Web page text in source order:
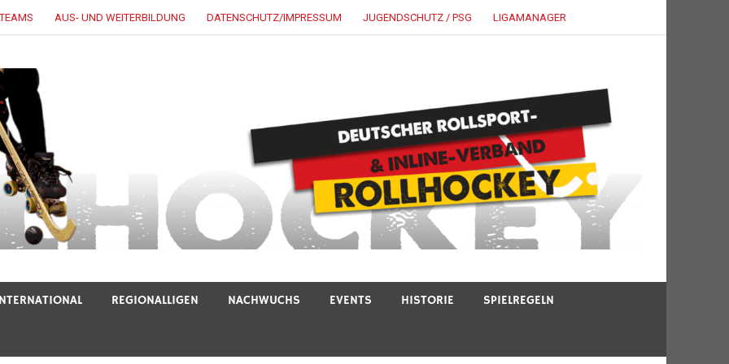
AUS- UND WEITERBILDUNG DATENSCHUTZ/IMPRESSUM JUGENDSCHUTZ / PSG LIGAMANAGER
REGIONALLIGEN NACHWUCHS EVENTS HISTORIE SPIELREGELN